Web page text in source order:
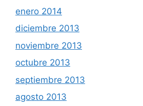
enero 2014
diciembre 2013
noviembre 2013
octubre 2013
septiembre 2013
agosto 2013